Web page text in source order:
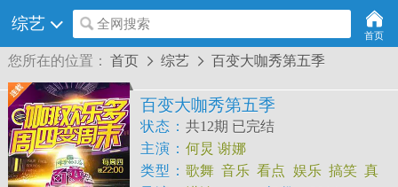
综艺 全网搜索
首页
您所在的位置： 首页  综艺  百变大咖秀第五季
百变大咖秀第五季
状态： 共12期 已完结
主演： 何炅 谢娜
类型： 歌舞 音乐 看点 娱乐 搞笑 真